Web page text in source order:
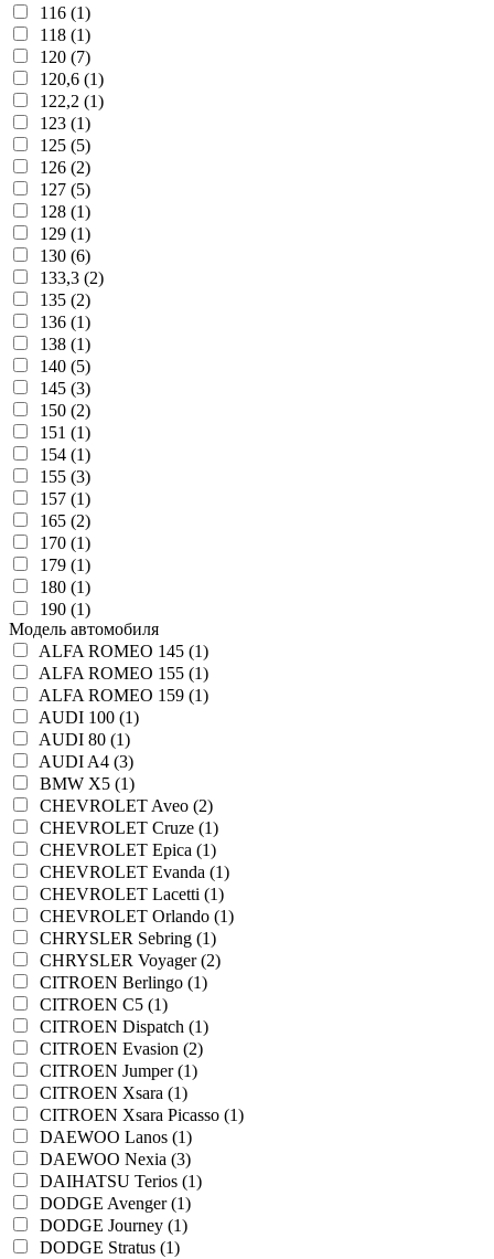
116 (1)
118 (1)
120 (7)
120,6 (1)
122,2 (1)
123 (1)
125 (5)
126 (2)
127 (5)
128 (1)
129 (1)
130 (6)
133,3 (2)
135 (2)
136 (1)
138 (1)
140 (5)
145 (3)
150 (2)
151 (1)
154 (1)
155 (3)
157 (1)
165 (2)
170 (1)
179 (1)
180 (1)
190 (1)
Модель автомобиля
ALFA ROMEO 145 (1)
ALFA ROMEO 155 (1)
ALFA ROMEO 159 (1)
AUDI 100 (1)
AUDI 80 (1)
AUDI A4 (3)
BMW X5 (1)
CHEVROLET Aveo (2)
CHEVROLET Cruze (1)
CHEVROLET Epica (1)
CHEVROLET Evanda (1)
CHEVROLET Lacetti (1)
CHEVROLET Orlando (1)
CHRYSLER Sebring (1)
CHRYSLER Voyager (2)
CITROEN Berlingo (1)
CITROEN C5 (1)
CITROEN Dispatch (1)
CITROEN Evasion (2)
CITROEN Jumper (1)
CITROEN Xsara (1)
CITROEN Xsara Picasso (1)
DAEWOO Lanos (1)
DAEWOO Nexia (3)
DAIHATSU Terios (1)
DODGE Avenger (1)
DODGE Journey (1)
DODGE Stratus (1)